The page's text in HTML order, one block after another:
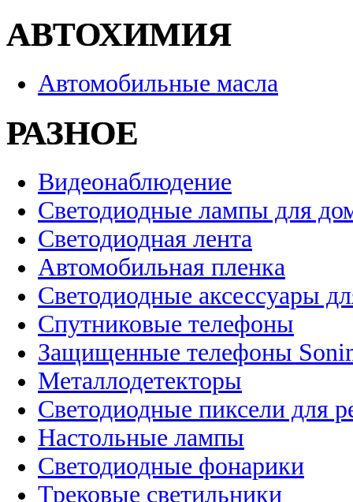
АВТОХИМИЯ
Автомобильные масла
РАЗНОЕ
Видеонаблюдение
Светодиодные лампы для
Светодиодная лента
Автомобильная пленка
Светодиодные аксессуары
Спутниковые телефоны
Защищенные телефоны
Металлодетекторы
Светодиодные пиксели для
Настольные лампы
Светодиодные фонарики
Трековые светильники